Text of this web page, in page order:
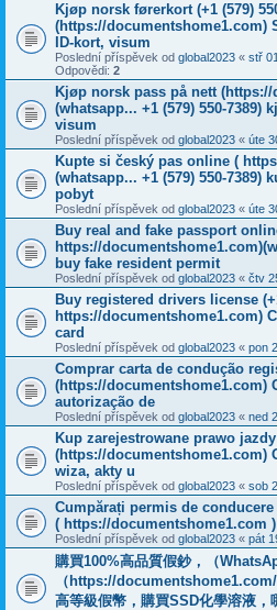
Kjøp norsk førerkort (+1 (579)
(https://documentshome1.com)
ID-kort, visum
Poslední příspěvek od global2023 « stř
Odpovědi: 2
Kjøp norsk pass på nett
(whatsapp... +1 (579) 550-
visum
Poslední příspěvek od global2023 « úte
Kupte si český pas online (
(whatsapp... +1 (579) 550-7389)
pobyt
Poslední příspěvek od global2023 « úte
Buy real and fake passport
https://
buy fake resident permit
Poslední příspěvek od global2023 « čtv
Buy registered drivers license
https://documentshome1.com)
card
Poslední příspěvek od global2023 « pon
Comprar carta de condução
(https://documentshome1.com)
autorização de
Poslední příspěvek od global2023 « ned
Kup zarejestrowane prawo jazdy
(https://documentshome1.com)
wiza, akty u
Poslední příspěvek od global2023 « sob
Cumpărați permis de conducere
( https://documentshome1.com
Poslední příspěvek od global2023 « pát
購買100%高品質假鈔，（
（https://
高等級假幣，購買SSD化學溶液，